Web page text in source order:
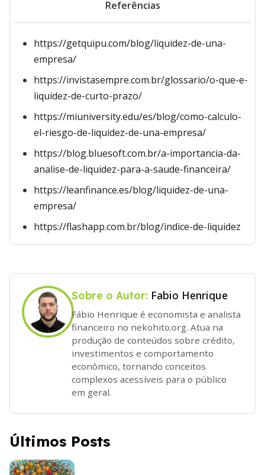
Referências
https://getquipu.com/blog/liquidez-de-una-
empresa/
https://invistasempre.com.br/glossario/o-que-e-
liquidez-de-curto-prazo/
https://miuniversity.edu/es/blog/como-calculo-
el-riesgo-de-liquidez-de-una-empresa/
https://blog.bluesoft.com.br/a-importancia-da-
analise-de-liquidez-para-a-saude-financeira/
https://leanfinance.es/blog/liquidez-de-una-
empresa/
https://flashapp.com.br/blog/indice-de-liquidez
Sobre o Autor: Fabio Henrique
Fábio Henrique é economista e analista
financeiro no nekohito.org. Atua na
produção de conteúdos sobre crédito,
investimentos e comportamento
econômico, tornando conceitos
complexos acessíveis para o público
em geral.
Últimos Posts